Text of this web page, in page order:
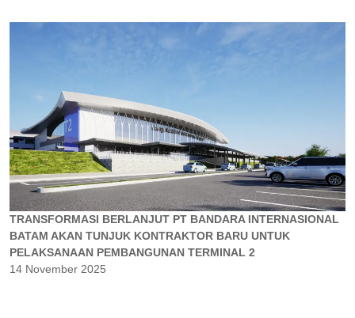
TRANSFORMASI BERLANJUT PT BANDARA INTERNASIONAL
BATAM AKAN TUNJUK KONTRAKTOR BARU UNTUK
PELAKSANAAN PEMBANGUNAN TERMINAL 2
14 November 2025